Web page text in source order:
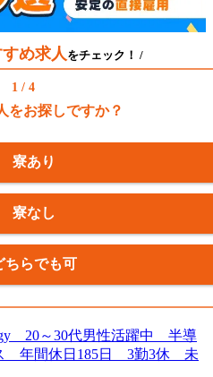
め求人をチェック！ /
1 / 4
をお探しですか？
寮あり
寮なし
ちらでも可